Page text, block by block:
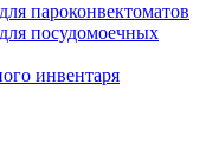
пароконвектоматов
посудомоечных
инвентаря